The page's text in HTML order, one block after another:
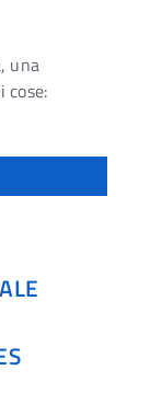
una
cose: